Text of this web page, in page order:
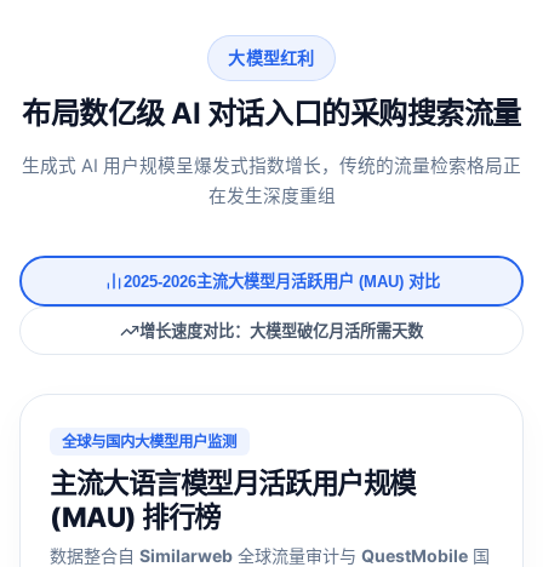
大模型红利
布局数亿级 AI 对话入口的采购搜索流量
生成式 AI 用户规模呈爆发式指数增长，传统的流量检索格局正
在发生深度重组
2025-2026主流大模型月活跃用户 (MAU) 对比
增长速度对比：大模型破亿月活所需天数
全球与国内大模型用户监测
主流大语言模型月活跃用户规模
(MAU) 排行榜
数据整合自 Similarweb 全球流量审计与 QuestMobile 国